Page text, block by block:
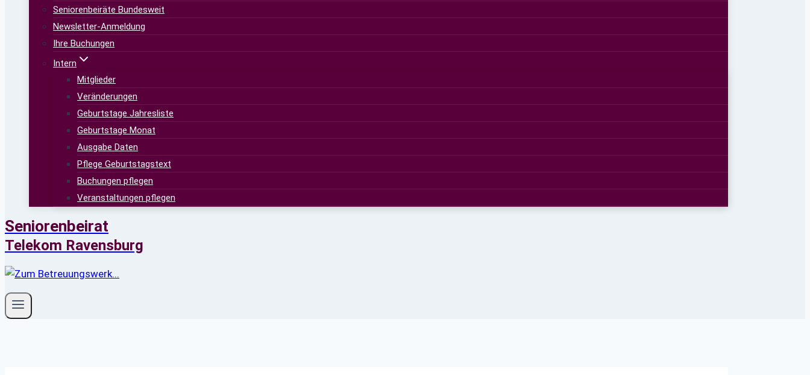
Seniorenbeiräte Bundesweit
Newsletter-Anmeldung
Ihre Buchungen
Intern
Mitglieder
Veränderungen
Geburtstage Jahresliste
Geburtstage Monat
Ausgabe Daten
Pflege Geburtstagstext
Buchungen pflegen
Veranstaltungen pflegen
Seniorenbeirat
Telekom Ravensburg